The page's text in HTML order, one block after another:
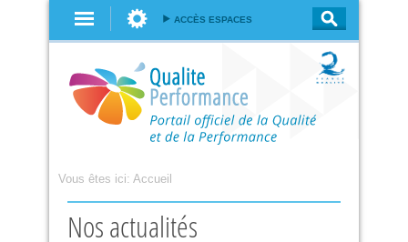
ACCÈS ESPACES
Vous êtes ici: Accueil
Nos actualités